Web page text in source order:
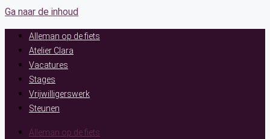
Ga naar de inhoud
Alleman op de fiets
Atelier Clara
Vacatures
Stages
Vrijwilligerswerk
Steunen
Alleman op de fiets